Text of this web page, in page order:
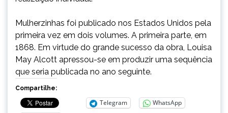
Mulherzinhas foi publicado nos Estados Unidos pela
primeira vez em dois volumes. A primeira parte, em
1868. Em virtude do grande sucesso da obra, Louisa
May Alcott apressou-se em produzir uma sequência
que seria publicada no ano seguinte.
Compartilhe:
Telegram
WhatsApp